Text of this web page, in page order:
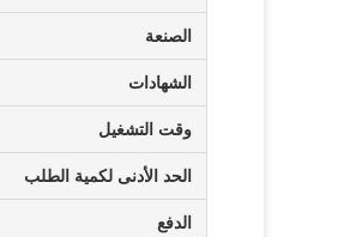
الصنعة
الشهادات
وقت التشغيل
الحد الأدنى لكمية الطلب
الدفع